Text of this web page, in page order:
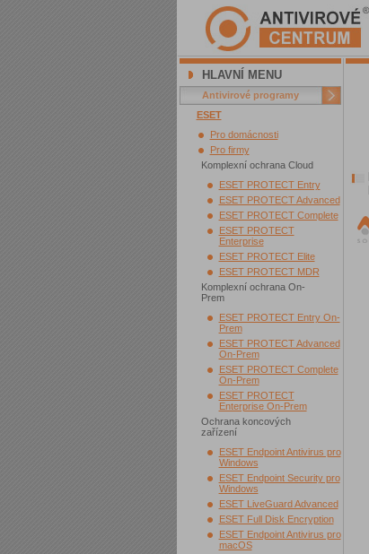
HLAVNÍ MENU
Antivirové programy
ESET
Pro domácnosti
Pro firmy
Komplexní ochrana Cloud
ESET PROTECT Entry
ESET PROTECT Advanced
ESET PROTECT Complete
ESET PROTECT
Enterprise
ESET PROTECT Elite
ESET PROTECT MDR
Komplexní ochrana On-
Prem
ESET PROTECT Entry On-
Prem
ESET PROTECT Advanced
On-Prem
ESET PROTECT Complete
On-Prem
ESET PROTECT
Enterprise On-Prem
Ochrana koncových
zařízení
ESET Endpoint Antivirus pro
Windows
ESET Endpoint Security pro
Windows
ESET LiveGuard Advanced
ESET Full Disk Encryption
ESET Endpoint Antivirus pro
macOS